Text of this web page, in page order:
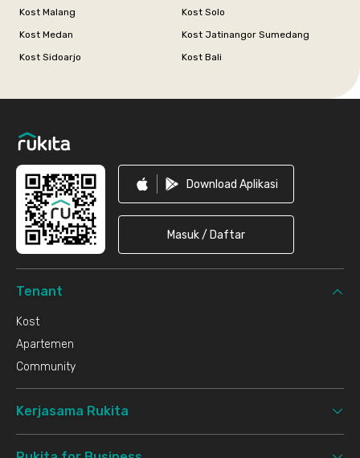
Kost Malang
Kost Solo
Kost Medan
Kost Jatinangor Sumedang
Kost Sidoarjo
Kost Bali
Download Aplikasi
Masuk / Daftar
Tenant
Kost
Apartemen
Community
Kerjasama Rukita